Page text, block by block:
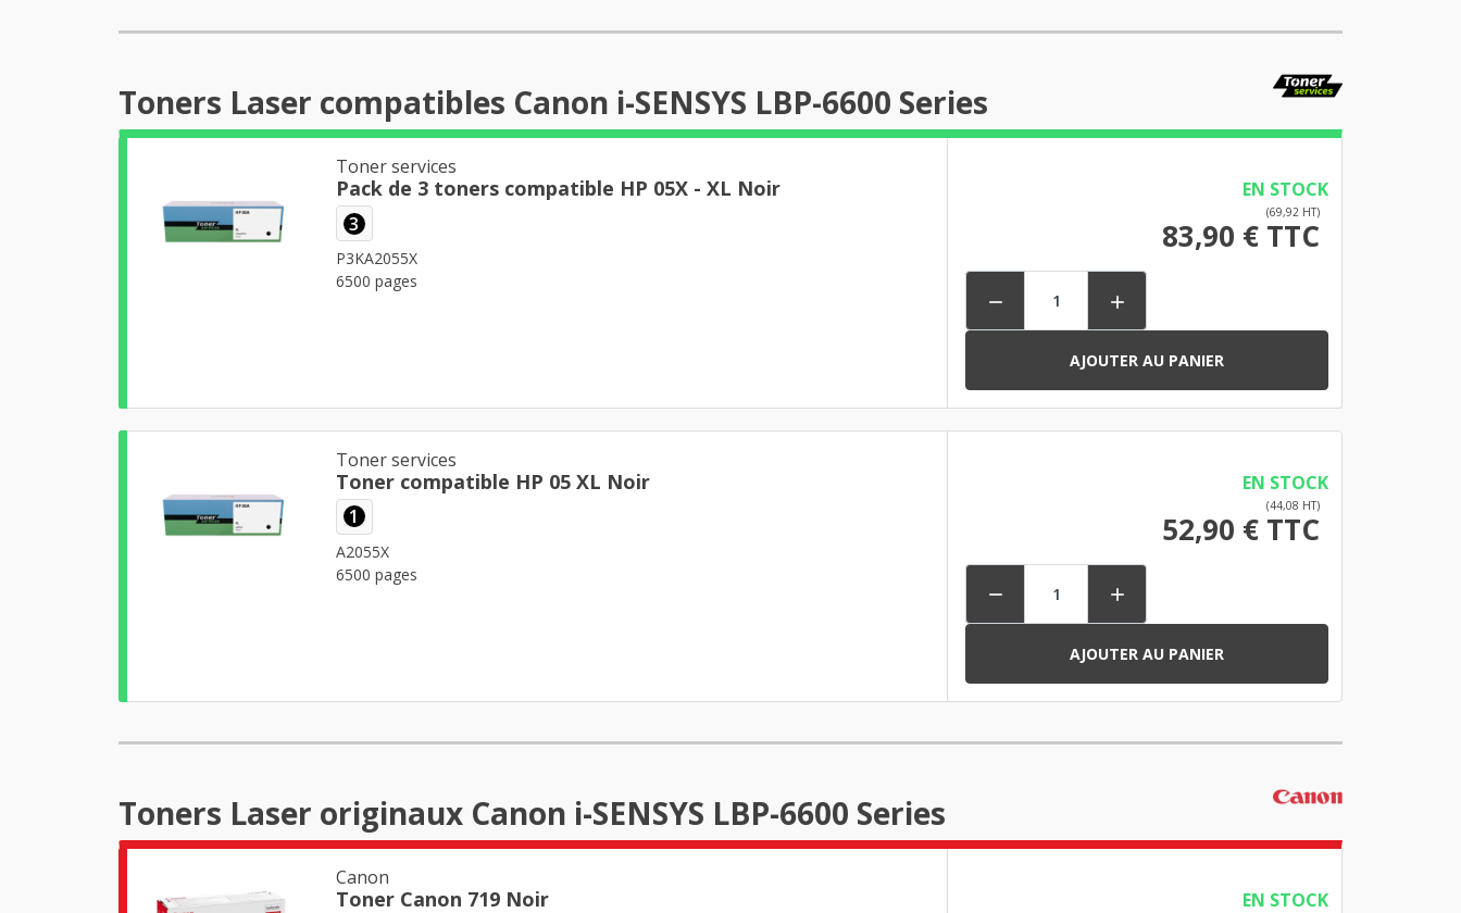
Toners Laser compatibles Canon i-SENSYS LBP-6600 Series
Toner services
Pack de 3 toners compatible HP 05X - XL Noir
3
P3KA2055X
6500 pages
EN STOCK
(69,92 HT)
83,90 € TTC
 
AJOUTER AU PANIER
Toner services
Toner compatible HP 05 XL Noir
1
A2055X
6500 pages
EN STOCK
(44,08 HT)
52,90 € TTC
 
AJOUTER AU PANIER
Toners Laser originaux Canon i-SENSYS LBP-6600 Series
Canon
Toner Canon 719 Noir EN STOCK